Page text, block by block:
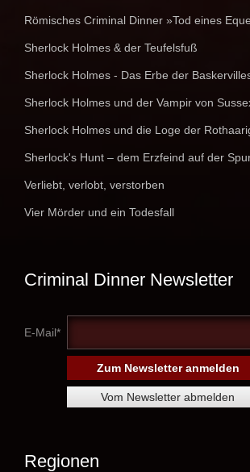
Römisches Criminal Dinner »Tod eines
Sherlock Holmes & der Teufelsfuß
Sherlock Holmes - Das Erbe der
Sherlock Holmes und der Vampir von
Sherlock Holmes und die Loge der
Sherlock's Hunt – dem Erzfeind auf der
Verliebt, verlobt, verstorben
Vier Mörder und ein Todesfall
Criminal Dinner Newsletter
E-Mail*
Regionen